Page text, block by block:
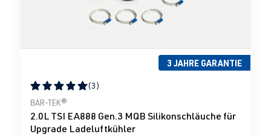
3 JAHRE GARANTIE
Durchschnittliche Bewertung von 5 von 5 Sternen
(3)
BAR-TEK®
2.0L TSI EA888 Gen.3 MQB Silikonschläuche für
Upgrade Ladeluftkühler